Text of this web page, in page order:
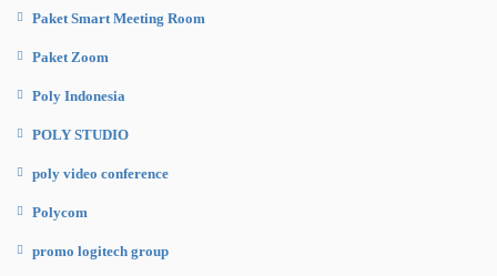
Paket Smart Meeting Room
Paket Zoom
Poly Indonesia
POLY STUDIO
poly video conference
Polycom
promo logitech group